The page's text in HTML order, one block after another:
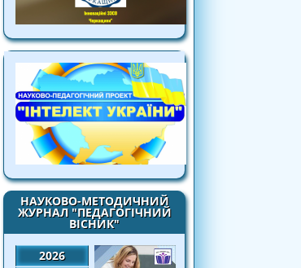
НАУКОВО-МЕТОДИЧНИЙ
ЖУРНАЛ "ПЕДАГОГІЧНИЙ
ВІСНИК"
2026